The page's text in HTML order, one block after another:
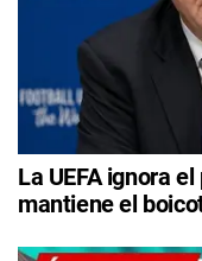
La UEFA ignora
mantiene el